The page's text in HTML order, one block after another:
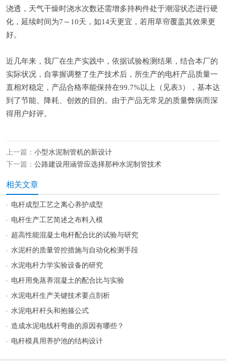
浇透，天气干燥时浇水次数还需增多持构件处于潮湿状态进行硬
化，延续时间为7～10天，如14天更宜，若用草帘覆盖其效果更
好。
近几年来，我厂在生产实践中，依据试验检测结果，结合本厂的
实际状况，自掌握调整了生产技术后，所生产的电杆产品质量一
直相对稳定，产品合格率能保持在99.7%以上（见表3），基本达
到了节能、降耗、创效的目的。由于产品无常见的质量弊病而深
得用户好评。
上一篇： 小型水泥制管机的新设计
下一篇： 公路建设用涵管应选择那种水泥制管技术
相关文章
电杆成型工艺之离心养护成型
电杆生产工艺简述之布料入模
超高性能混凝土电杆配合比的试验与研究
水泥杆的质量管控措施与自动化检测手段
水泥电杆力学实验设备的研究
电杆用免蒸养混凝土的配合比与实验
水泥电杆生产关键技术要点剖析
水泥电杆杆头和抱箍公式
造成水泥电线杆弯曲的原因有哪些？
电杆模具用养护池的结构设计